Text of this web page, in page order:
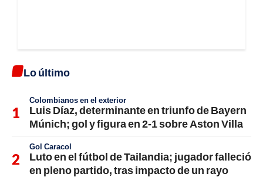
Lo último
Colombianos en el exterior
Luis Díaz, determinante en triunfo de Bayern
Múnich; gol y figura en 2-1 sobre Aston Villa
Gol Caracol
Luto en el fútbol de Tailandia; jugador falleció
en pleno partido, tras impacto de un rayo